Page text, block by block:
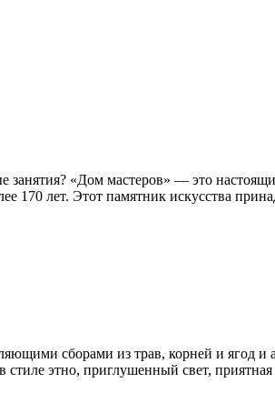
занятия? «Дом мастеров» — это
лет. Этот памятник искусства
сборами из трав, корней и ягод и
этно, приглушенный свет,